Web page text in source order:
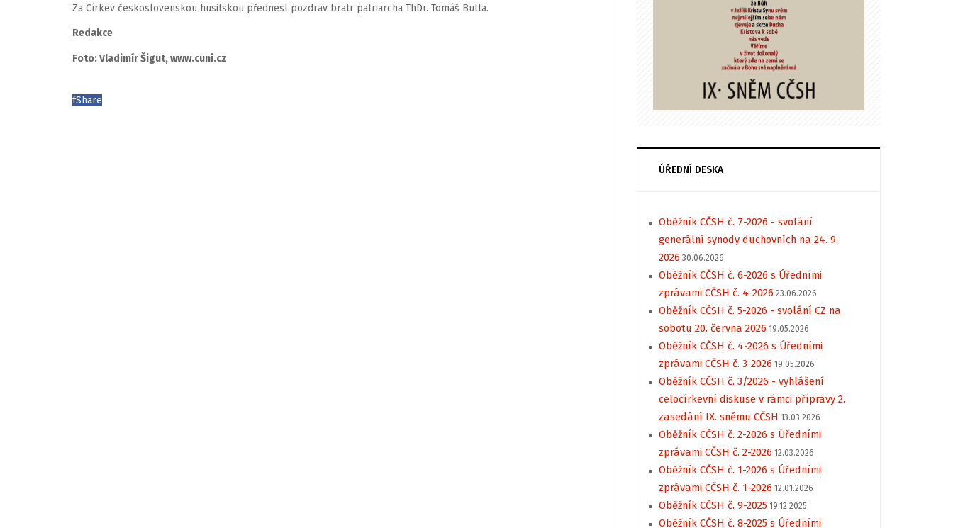
Za Církev československou husitskou přednesl pozdrav bratr patriarcha ThDr. Tomáš Butta.
Redakce
Foto: Vladimír Šigut, www.cuni.cz
fShare
ÚŘEDNÍ DESKA
Oběžník CČSH č. 7-2026 - svolání
generální synody duchovních na 24. 9.
2026 30.06.2026
Oběžník CČSH č. 6-2026 s Úředními
zprávami CČSH č. 4-2026 23.06.2026
Oběžník CČSH č. 5-2026 - svolání CZ na
sobotu 20. června 2026 19.05.2026
Oběžník CČSH č. 4-2026 s Úředními
zprávami CČSH č. 3-2026 19.05.2026
Oběžník CČSH č. 3/2026 - vyhlášení
celocírkevní diskuse v rámci přípravy 2.
zasedání IX. sněmu CČSH 13.03.2026
Oběžník CČSH č. 2-2026 s Úředními
zprávami CČSH č. 2-2026 12.03.2026
Oběžník CČSH č. 1-2026 s Úředními
zprávami CČSH č. 1-2026 12.01.2026
Oběžník CČSH č. 9-2025 19.12.2025
Oběžník CČSH č. 8-2025 s Úředními